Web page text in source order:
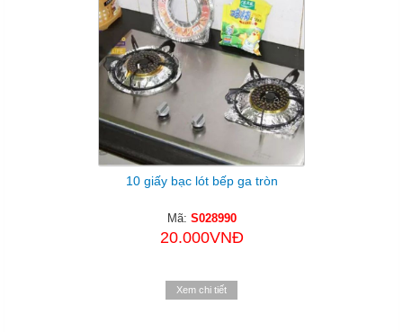
10 giấy bạc lót bếp ga tròn
Mã: S028990
20.000VNĐ
Xem chi tiết